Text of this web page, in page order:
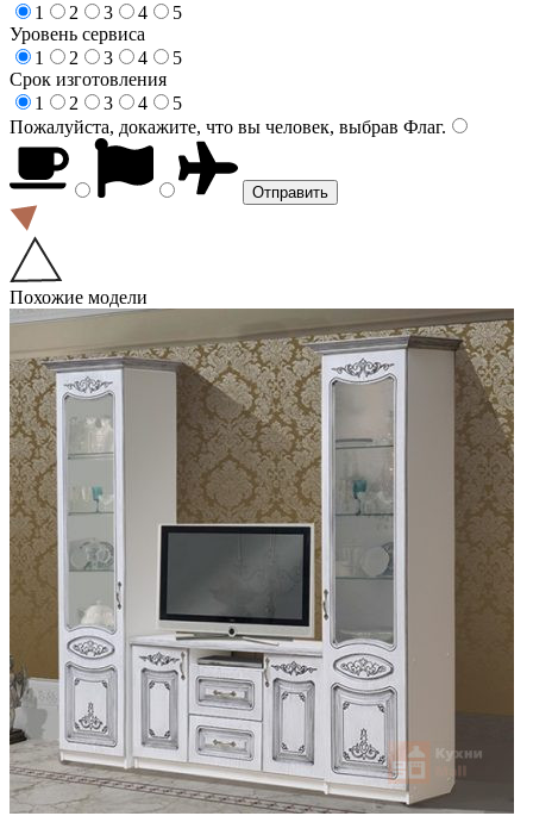
1
2 3 4
5
Уровень сервиса
1
2 3 4
5
Срок изготовления
1
2 3 4
5
Пожалуйста, докажите, что вы человек, выбрав Флаг.
Похожие модели